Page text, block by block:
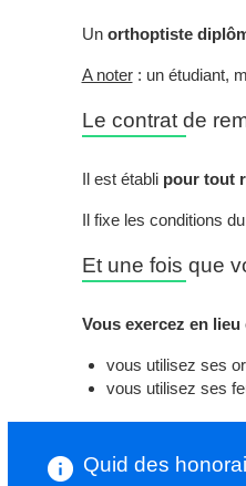
Un orthoptiste
A noter: un étudiant,
Le contrat de
Il est établi pour tout
Il fixe les conditions
Et une fois que
Vous exercez en
vous utilisez ses
vous utilisez ses
Quid des